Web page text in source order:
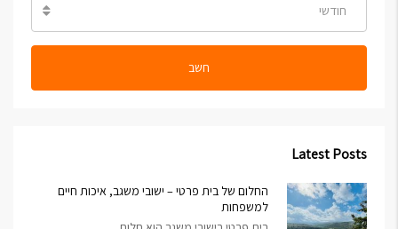
חודשי
חשב
Latest Posts
החלום של בית פרטי – ישובי משגב, איכות חיים
למשפחות